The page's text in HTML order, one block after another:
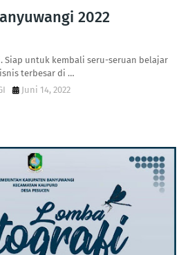
2022
Siap untuk kembali seru-seruan belajar
terbesar di …
Juni 14, 2022